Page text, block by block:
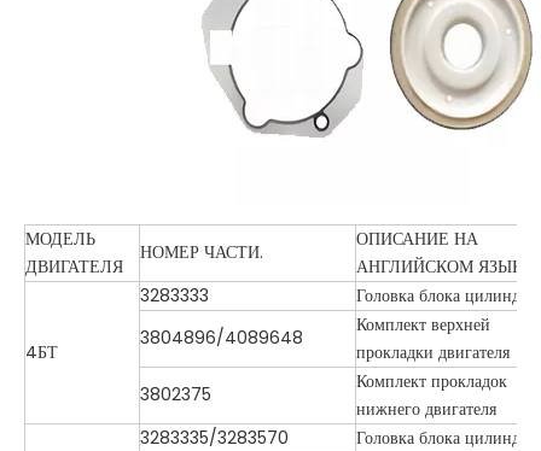
МОДЕЛЬ
ДВИГАТЕЛЯ
НОМЕР ЧАСТИ.
ОПИСАНИЕ НА
АНГЛИЙСКОМ ЯЗЫКЕ
4БТ
3283333
Головка блока
3804896/4089648
Комплект верхней
прокладки двигателя
3802375
Комплект прокладок
нижнего двигателя
3283335/3283570
Головка блока